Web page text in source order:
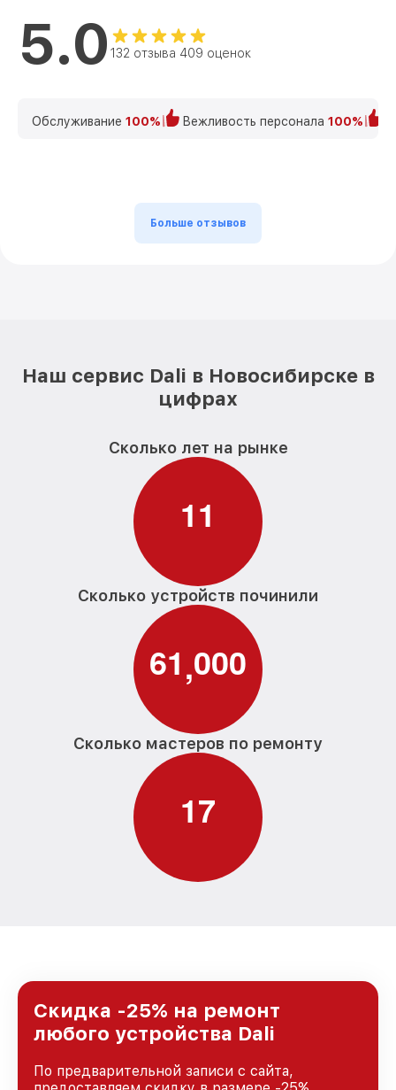
5.0 132 отзыва 409 оценок
Обслуживание 100% Вежливость персонала 100%
Больше отзывов
Наш сервис Dali в Новосибирске в
цифрах
Сколько лет на рынке
11
Сколько устройств починили
61,000
Сколько мастеров по ремонту
17
Скидка -25% на ремонт
любого устройства Dali
По предварительной записи с сайта,